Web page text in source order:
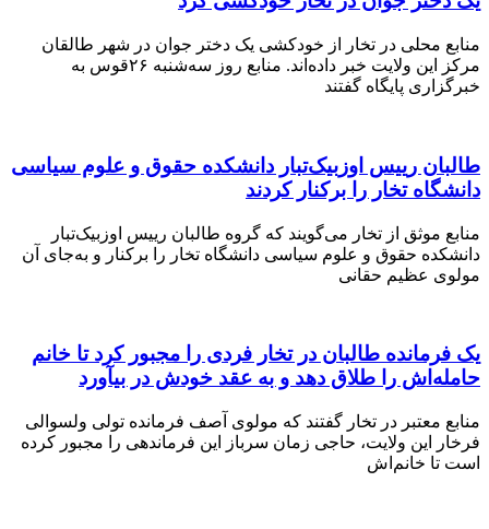
محلی در تخار از خودکشی یک دختر جوان در شهر طالقان
مرکز این ولایت خبر داده‌اند. منابع روز سه‌شنبه ۲۶قوس به
پایگاه گفتند
رییس اوزبیک‌تبار دانشکده حقوق و علوم سیاسی
تخار را برکنار کردند
موثق از تخار می‌گویند که گروه طالبان رییس اوزبیک‌تبار
حقوق و علوم سیاسی دانشگاه تخار را برکنار و به‌جای آن
عظیم حقانی
طالبان در تخار فردی را مجبور کرد تا خانم
را طلاق دهد و به عقد خودش در بیآورد
معتبر در تخار گفتند که مولوی آصف فرمانده تولی ولسوالی
این ولایت، حاجی زمان سرباز این فرماندهی را مجبور کرده
خانم‌اش